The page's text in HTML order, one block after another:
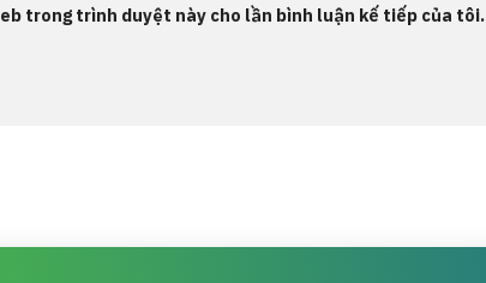
trong trình duyệt này cho lần bình luận kế tiếp của tôi.